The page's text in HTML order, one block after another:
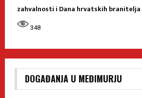
zahvalnosti i Dana hrvatskih branitelja
348
DOGAĐANJA U MEĐIMURJU